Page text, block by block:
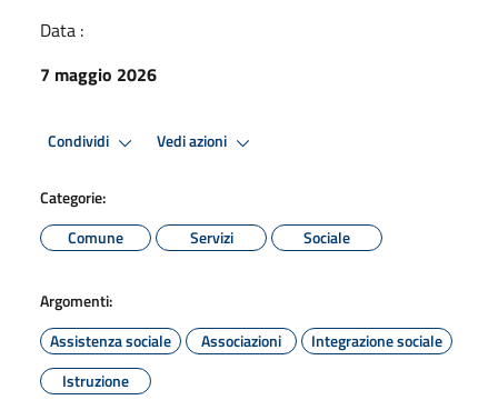
Data :
7 maggio 2026
Condividi Vedi azioni
Categorie:
Comune
Servizi Sociale
Argomenti:
Assistenza sociale
Associazioni
Integrazione sociale
Istruzione